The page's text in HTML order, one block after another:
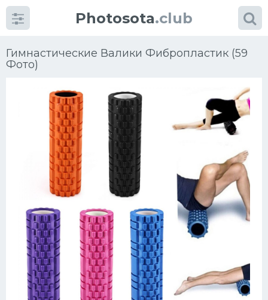
Photosota.club
Гимнастические Валики Фибропластик (59
Фото)
Категории Фото
Еще картинки...
Баскетбол
Хоккей
Велогонки
Конькобежный спорт